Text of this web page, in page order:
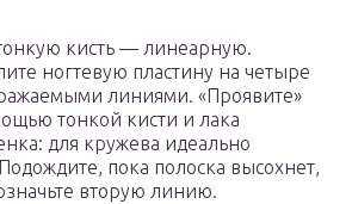
кисть — линеарную.
ногтевую пластину на четыре
линиями. «Проявите»
тонкой кисти и лака
для кружева идеально
пока полоска высохнет,
вторую линию.